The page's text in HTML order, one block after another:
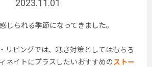
2023.11.01
じられる季節になってきました。
リビングでは、寒さ対策としてはもちろ
ネイトにプラスしたいおすすめのストー